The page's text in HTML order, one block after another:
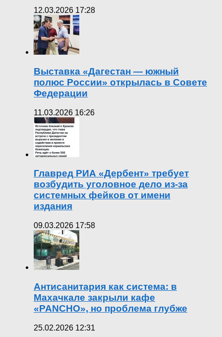
12.03.2026 17:28
Выставка «Дагестан — южный
полюс России» открылась в Совете
Федерации
11.03.2026 16:26
Главред РИА «Дербент» требует
возбудить уголовное дело из-за
системных фейков от имени
издания
09.03.2026 17:58
Антисанитария как система: в
Махачкале закрыли кафе
«PANCHO», но проблема глубже
25.02.2026 12:31